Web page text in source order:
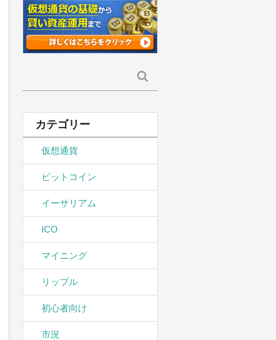
索:
カテゴリー
仮想通貨
ビットコイン
イーサリアム
ICO
マイニング
リップル
初心者向け
市況